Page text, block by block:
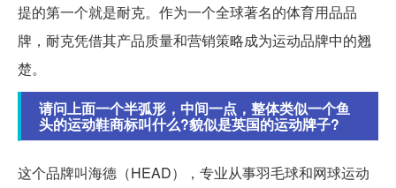
提的第一个就是耐克。作为一个全球著名的体育用品品
牌，耐克凭借其产品质量和营销策略成为运动品牌中的翘
楚。
请问上面一个半弧形，中间一点，整体类似一个鱼
头的运动鞋商标叫什么?貌似是英国的运动牌子?
这个品牌叫海德（HEAD），专业从事羽毛球和网球运动